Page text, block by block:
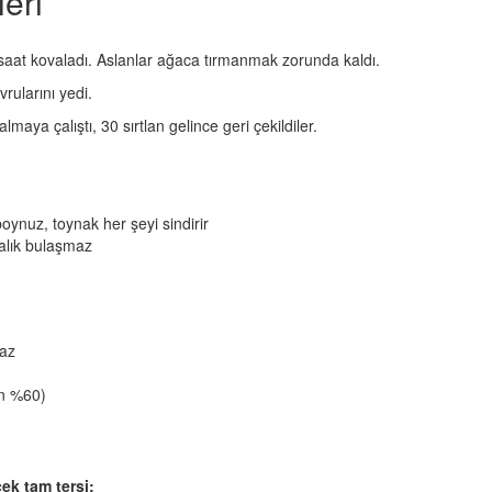
kovaladı. Aslanlar ağaca tırmanmak zorunda kaldı.
yedi.
çalıştı, 30 sırtlan gelince geri çekildiler.
toynak her şeyi sindirir
bulaşmaz
%60)
tam tersi: